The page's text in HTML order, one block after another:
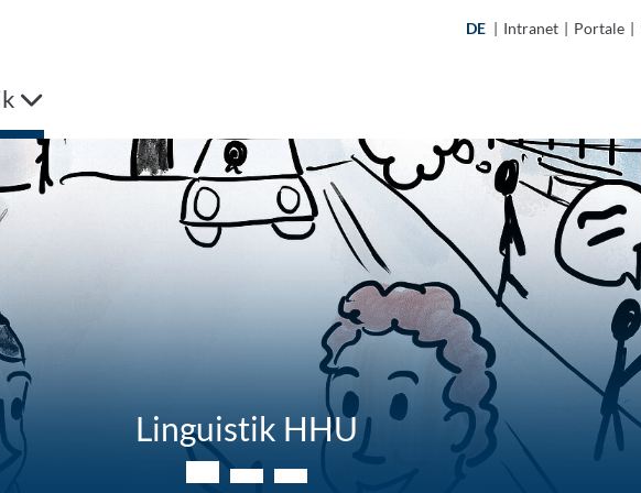
DE | Intranet | Portale |
Linguistik HHU
Morphologie und Syntax